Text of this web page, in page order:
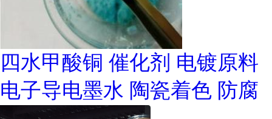
四水甲酸铜 催化剂 电镀原料
电子导电墨水 陶瓷着色 防腐